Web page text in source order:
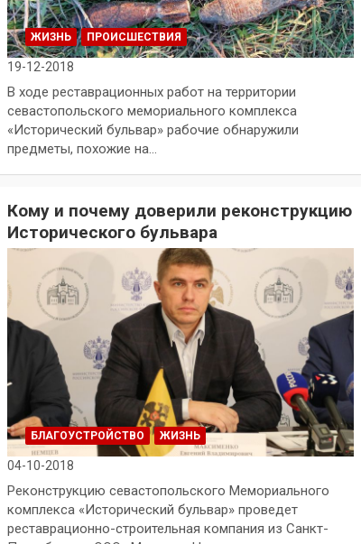
ЖИЗНЬ ПРОИСШЕСТВИЯ
19-12-2018
В ходе реставрационных работ на территории
севастопольского мемориального комплекса
«Исторический бульвар» рабочие обнаружили
предметы, похожие на…
Кому и почему доверили реконструкцию
Исторического бульвара
БЛАГОУСТРОЙСТВО ЖИЗНЬ
04-10-2018
Реконструкцию севастопольского Мемориального
комплекса «Исторический бульвар» проведет
реставрационно-строительная компания из Санкт-